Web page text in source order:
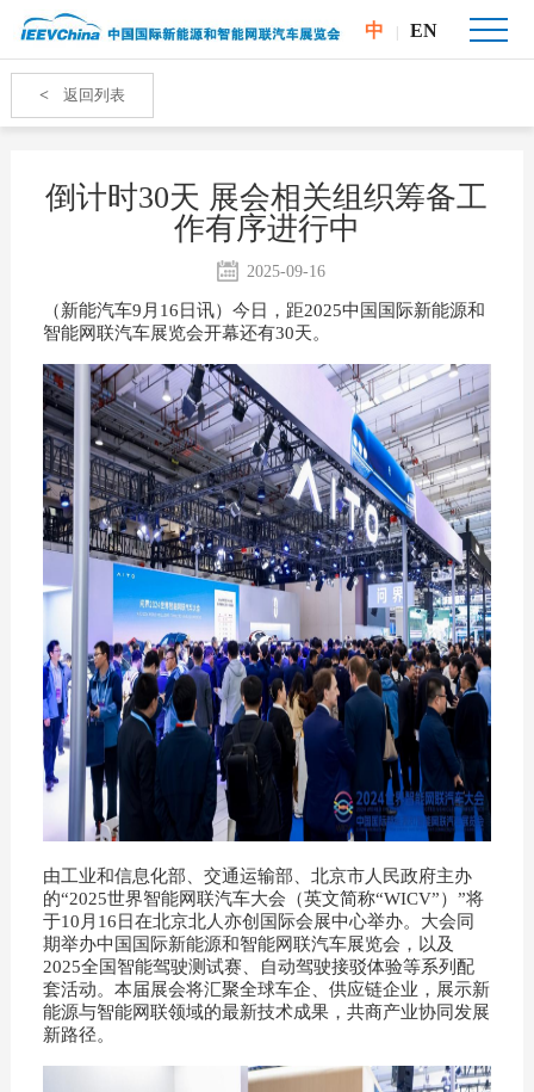
中 EN
< 返回列表
倒计时30天 展会相关组织筹备工
作有序进行中
2025-09-16
（新能汽车9月16日讯）今日，距2025中国国际新能源和
智能网联汽车展览会开幕还有30天。
由工业和信息化部、交通运输部、北京市人民政府主办
的“2025世界智能网联汽车大会（英文简称“WICV”）”将
于10月16日在北京北人亦创国际会展中心举办。大会同
期举办中国国际新能源和智能网联汽车展览会，以及
2025全国智能驾驶测试赛、自动驾驶接驳体验等系列配
套活动。本届展会将汇聚全球车企、供应链企业，展示新
能源与智能网联领域的最新技术成果，共商产业协同发展
新路径。